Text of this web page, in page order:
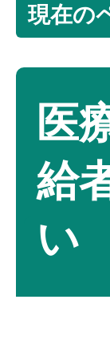
現在の
医
給
い